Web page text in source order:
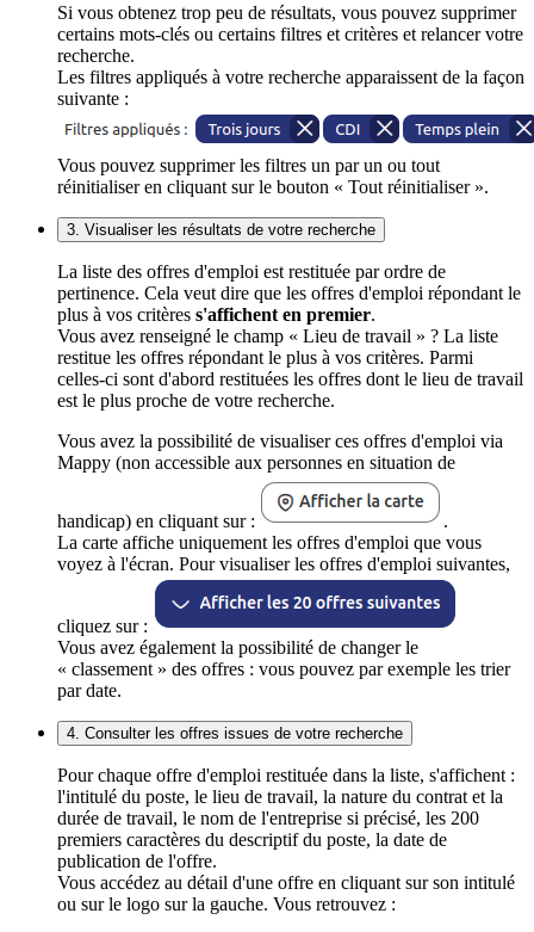
Si vous obtenez trop peu de résultats, vous pouvez supprimer
certains mots-clés ou certains filtres et critères et relancer votre
recherche.
Les filtres appliqués à votre recherche apparaissent de la façon
suivante :
Vous pouvez supprimer les filtres un par un ou tout
réinitialiser en cliquant sur le bouton « Tout réinitialiser ».
3. Visualiser les résultats de votre recherche
La liste des offres d'emploi est restituée par ordre de
pertinence. Cela veut dire que les offres d'emploi répondant le
plus à vos critères s'affichent en premier.
Vous avez renseigné le champ « Lieu de travail » ? La liste
restitue les offres répondant le plus à vos critères. Parmi
celles-ci sont d'abord restituées les offres dont le lieu de travail
est le plus proche de votre recherche.
Vous avez la possibilité de visualiser ces offres d'emploi via
Mappy (non accessible aux personnes en situation de
handicap) en cliquant sur :
.
La carte affiche uniquement les offres d'emploi que vous
voyez à l'écran. Pour visualiser les offres d'emploi suivantes,
cliquez sur :
Vous avez également la possibilité de changer le
« classement » des offres : vous pouvez par exemple les trier
par date.
4. Consulter les offres issues de votre recherche
Pour chaque offre d'emploi restituée dans la liste, s'affichent :
l'intitulé du poste, le lieu de travail, la nature du contrat et la
durée de travail, le nom de l'entreprise si précisé, les 200
premiers caractères du descriptif du poste, la date de
publication de l'offre.
Vous accédez au détail d'une offre en cliquant sur son intitulé
ou sur le logo sur la gauche. Vous retrouvez :